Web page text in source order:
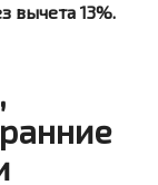
вычета 13%.